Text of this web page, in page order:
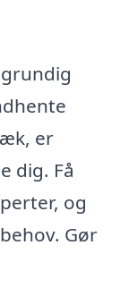
er
dig. Få
og
Gør